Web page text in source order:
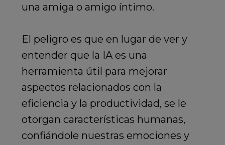
una amiga o amigo íntimo.
El peligro es que en lugar de ver y
entender que la IA es una
herramienta útil para mejorar
aspectos relacionados con la
eficiencia y la productividad, se le
otorgan características humanas,
confiándole nuestras emociones y